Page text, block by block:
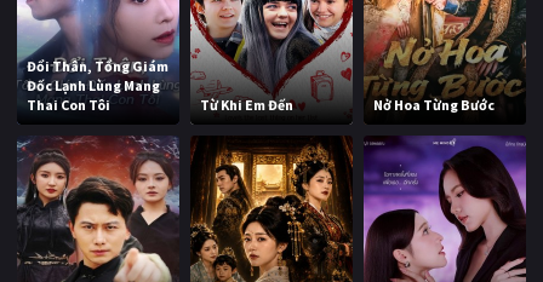
Đổi Thân, Tổng Giám
Đốc Lạnh Lùng Mang
Thai Con Tôi
Từ Khi Em Đến Nở Hoa Từng Bước